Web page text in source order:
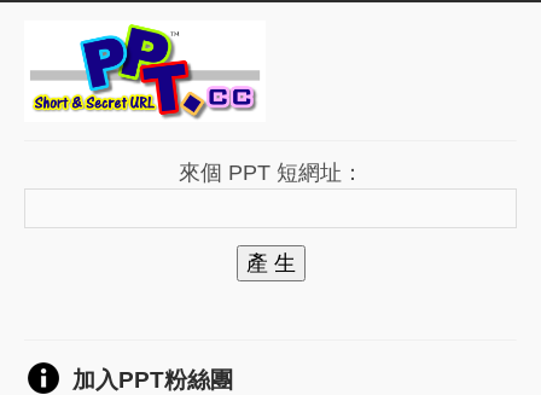
來個 PPT 短網址：
產 生
加入PPT粉絲團